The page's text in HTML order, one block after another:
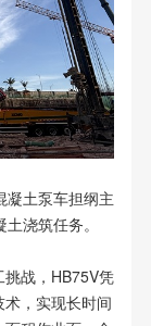
凝土泵车担纲主
浇筑任务。
战，HB75V凭
，实现长时间